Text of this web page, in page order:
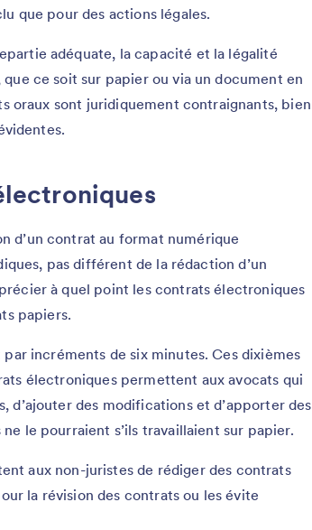
que pour des actions légales.
adéquate, la capacité et la légalité
ce soit sur papier ou via un document en
oraux sont juridiquement contraignants, bien
d’un contrat au format numérique
pas différent de la rédaction d’un
à quel point les contrats électroniques
papiers.
incréments de six minutes. Ces dixièmes
électroniques permettent aux avocats qui
des modifications et d’apporter des
le pourraient s’ils travaillaient sur papier.
aux non-juristes de rédiger des contrats
la révision des contrats ou les évite